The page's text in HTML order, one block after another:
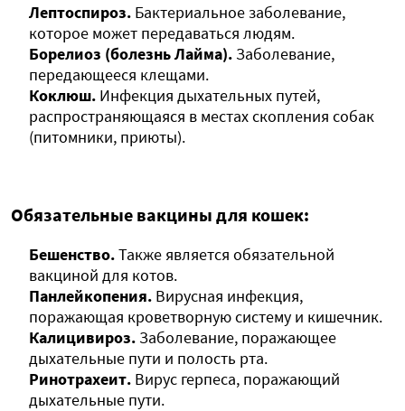
Лептоспироз. Бактериальное заболевание,
которое может передаваться людям.
Борелиоз (болезнь Лайма). Заболевание,
передающееся клещами.
Коклюш. Инфекция дыхательных путей,
распространяющаяся в местах скопления собак
(питомники, приюты).
Обязательные вакцины для кошек:
Бешенство.Также является обязательной
вакциной для котов.
Панлейкопения. Вирусная инфекция,
поражающая кроветворную систему и кишечник.
Калицивироз. Заболевание, поражающее
дыхательные пути и полость рта.
Ринотрахеит. Вирус герпеса, поражающий
дыхательные пути.